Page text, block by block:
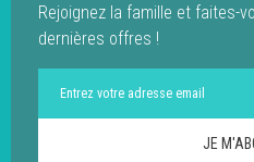
Rejoignez la famille et faites-
dernières offres !